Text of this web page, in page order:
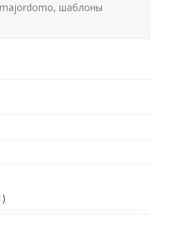
, шаблоны